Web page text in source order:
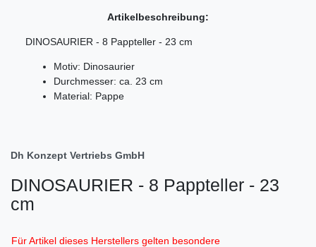
Artikelbeschreibung:
DINOSAURIER - 8 Pappteller - 23 cm
Motiv: Dinosaurier
Durchmesser: ca. 23 cm
Material: Pappe
Dh Konzept Vertriebs GmbH
DINOSAURIER - 8 Pappteller - 23
cm
Für Artikel dieses Herstellers gelten besondere